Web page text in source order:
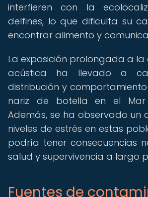
interfieren con la
delfines, lo que dificulta su
encontrar alimento y
La exposición prolongada a
acústica ha llevado a
distribución y
nariz de botella en el Mar
Además, se ha observado un
niveles de estrés en estas
podría tener consecuencias
salud y supervivencia a largo
Fuentes de